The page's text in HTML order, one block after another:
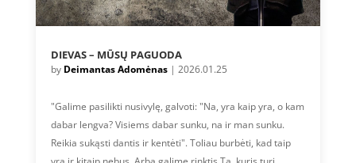
DIEVAS – MŪSŲ PAGUODA
by Deimantas Adomėnas| 2026.01.25
"Galime pasilikti nusivylę, galvoti: "Na, yra kaip yra, o kam
dabar lengva? Visiems dabar sunku, na ir man sunku.
Reikia sukąsti dantis ir kentėti". Toliau burbėti, kad taip